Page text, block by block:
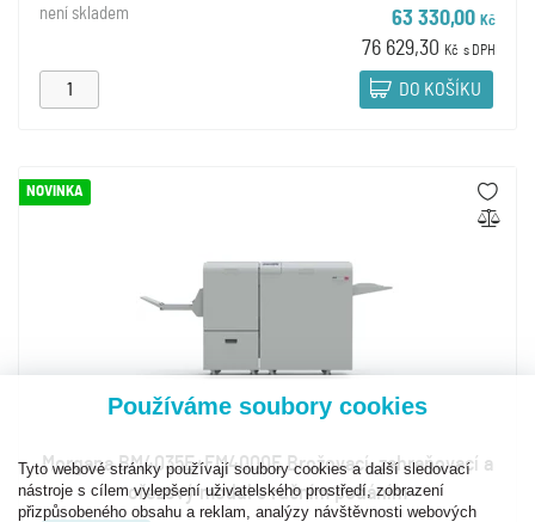
není skladem 63 330,00 Kč
76 629,30 Kč s DPH
DO KOŠÍKU
NOVINKA
Morgana BM4035E+FM4000E Brožovací, zahraňovací a
ořezový modul s ručním podáním
Používáme soubory cookies
Tyto webové stránky používají soubory cookies a další sledovací
nástroje s cílem vylepšení uživatelského prostředí, zobrazení
přizpůsobeného obsahu a reklam, analýzy návštěvnosti webových